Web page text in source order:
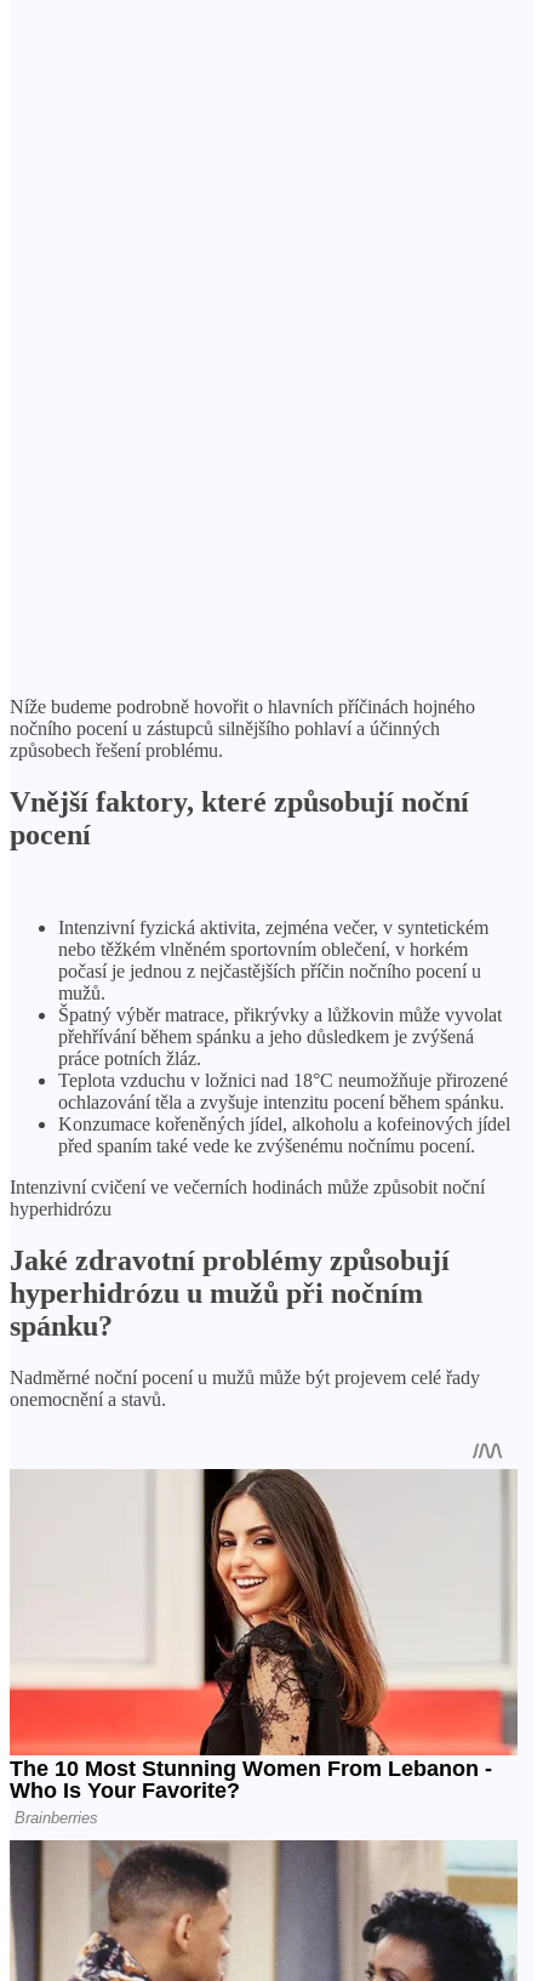
Níže budeme podrobně hovořit o hlavních příčinách hojného
nočního pocení u zástupců silnějšího pohlaví a účinných
způsobech řešení problému.
Vnější faktory, které způsobují noční
pocení
Intenzivní fyzická aktivita, zejména večer, v syntetickém
nebo těžkém vlněném sportovním oblečení, v horkém
počasí je jednou z nejčastějších příčin nočního pocení u
mužů.
Špatný výběr matrace, přikrývky a lůžkovin může vyvolat
přehřívání během spánku a jeho důsledkem je zvýšená
práce potních žláz.
Teplota vzduchu v ložnici nad 18°C ​​neumožňuje přirozené
ochlazování těla a zvyšuje intenzitu pocení během spánku.
Konzumace kořeněných jídel, alkoholu a kofeinových jídel
před spaním také vede ke zvýšenému nočnímu pocení.
Intenzivní cvičení ve večerních hodinách může způsobit noční
hyperhidrózu
Jaké zdravotní problémy způsobují
hyperhidrózu u mužů při nočním
spánku?
Nadměrné noční pocení u mužů může být projevem celé řady
onemocnění a stavů.